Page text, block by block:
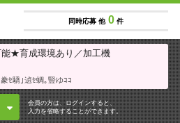
同時応募 他 0 件
★育成環境あり／加工機
ｾ驕｣遉ｾ蜩｡豎ゆｺｺ
会員の方は、ログインすると、
入力を省略することができます。